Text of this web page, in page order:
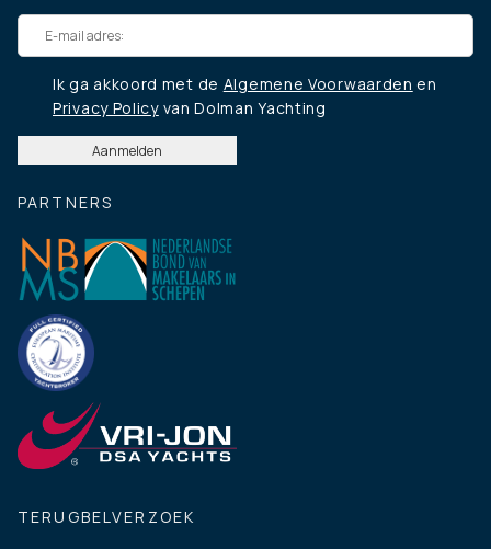
Ik ga akkoord met de Algemene Voorwaarden en
Privacy Policyvan Dolman Yachting
TERUGBELVERZOEK
PARTNERS